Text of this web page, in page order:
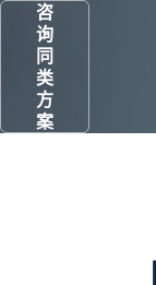
咨
询
同
类
方
案